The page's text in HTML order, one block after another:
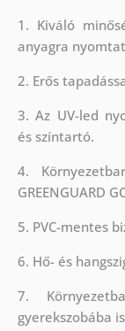
1. Kiváló
anyagra
2. Erős
3. Az UV-led
és színtartó.
4.
GREENGUARD
5. PVC-mentes
6. Hő- és
7.
gyerekszobába